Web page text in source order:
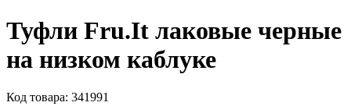
Туфли Fru.It лаковые черные
на низком каблуке
Код товара: 341991